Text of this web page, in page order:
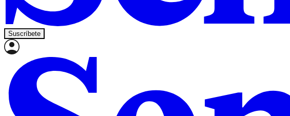
Suscríbete